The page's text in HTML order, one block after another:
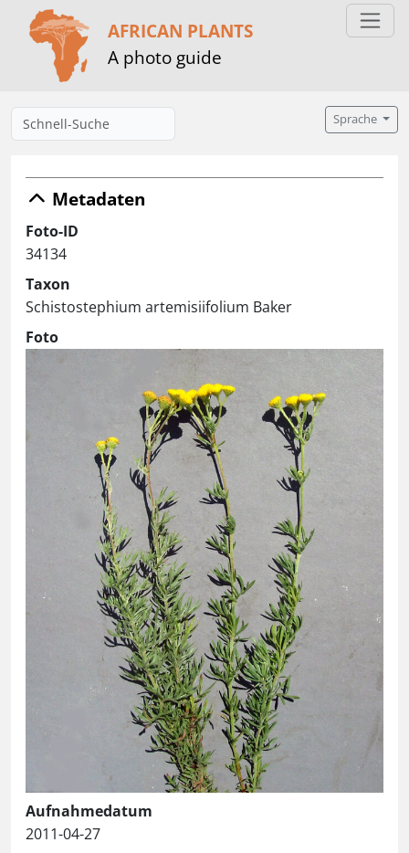
AFRICAN PLANTS
A photo guide
Sprache
Metadaten
Foto-ID
34134
Taxon
Schistostephium artemisiifolium Baker
Foto
Aufnahmedatum
2011-04-27